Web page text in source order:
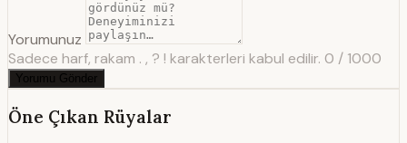
Yorumunuz
Sadece harf, rakam . , ? ! karakterleri kabul edilir. 0 / 1000
Yorumu Gönder
Öne Çıkan Rüyalar